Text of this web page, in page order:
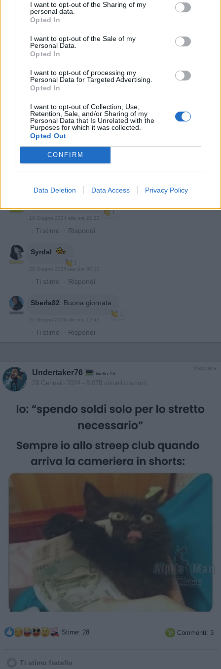
I want to opt-out of the Sharing of my
personal data.
Opted In
I want to opt-out of the Sale of my
Personal Data.
Opted In
I want to opt-out of processing my
Personal Data for Targeted Advertising.
Opted In
I want to opt-out of Collection, Use,
Retention, Sale, and/or Sharing of my
Personal Data that Is Unrelated with the
Purposes for which it was collected.
Opted Out
CONFIRM
Data Deletion Data Access Privacy Policy
Stime: 8 Commenti: 3
Ti stimo fratello
Link
Salva
1
19 Giugno 2024 alle ore 21:22
· Ti stimo · Rispondi
Syrdal:
1
20 Giugno 2024 alle ore 07:10
· Ti stimo · Rispondi
Sberla82: Buona giornata
1
21 Giugno 2024 alle ore 12:45
· Ti stimo · Rispondi
Vaccata
Undertaker76 livello 16
29 Gennaio 2024 - 8.078 visualizzazioni
Stime: 28  Commenti: 3
Ti stimo fratello